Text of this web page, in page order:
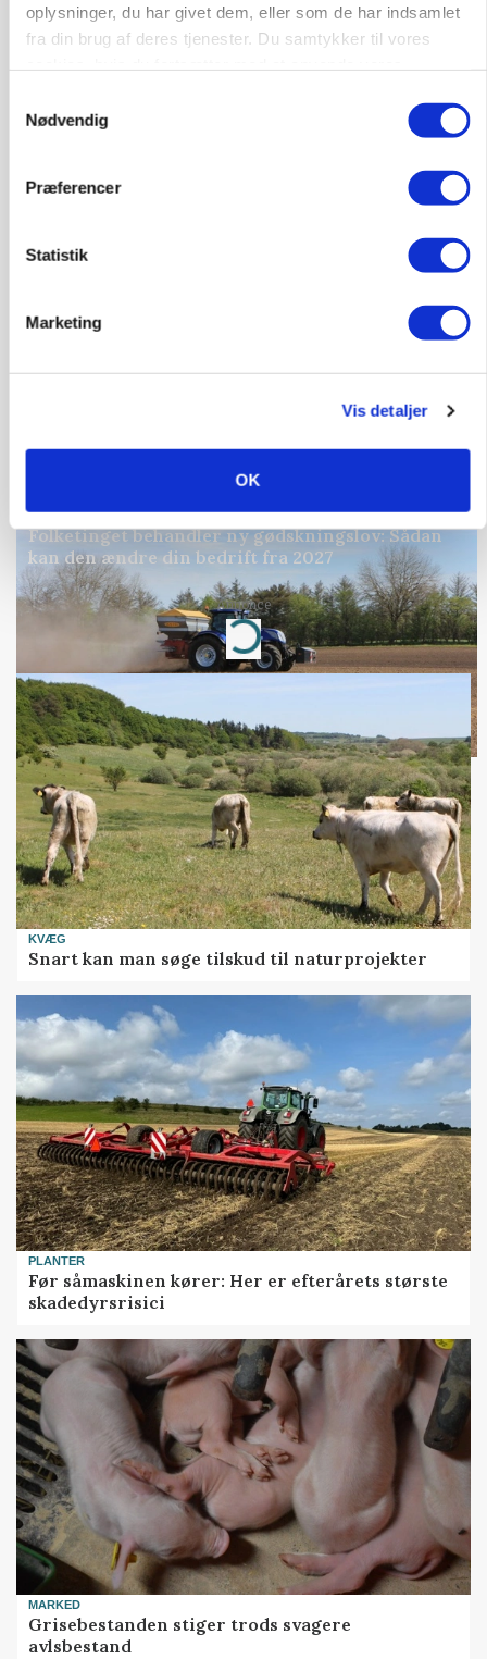
oplysninger, du har givet dem, eller som de har indsamlet
fra din brug af deres tjenester. Du samtykker til vores
Nødvendig
Præferencer
Statistik
Marketing
Vis detaljer
OK
Russisk mælkepris dykker 23 procent
»Nu stopper I«: Landbrugsdebattør og
protestgruppe vil demonstrere mod ny
POLITIK
Folketinget behandler ny gødskningslov: Sådan
kan den ændre din bedrift fra 2027
Annonce
Loading...
KVÆG
Snart kan man søge tilskud til naturprojekter
PLANTER
Før såmaskinen kører: Her er efterårets største
skadedyrsrisici
MARKED
Grisebestanden stiger trods svagere
avlsbestand